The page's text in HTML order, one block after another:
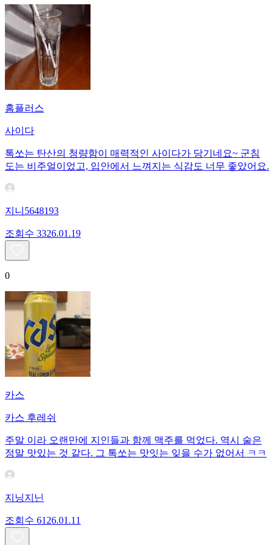
홈플러스
사이다
톡쏘는 탄산의 청량함이 매력적인 사이다가 당기네요~ 군침
도는 비주얼이었고, 입안에서 느껴지는 식감도 너무 좋았어요.
지니5648193
조회수 3326.01.19
0
카스
카스 후레쉬
주말 이라 오랜만에 지인들과 함께 맥주를 먹었다. 역시 술은
정말 맛있는 것 같다. 그 톡쏘는 맛잇는 잊을 수가 없어서 ㅋㅋ
지닝지닌
조회수 61 26.01.11